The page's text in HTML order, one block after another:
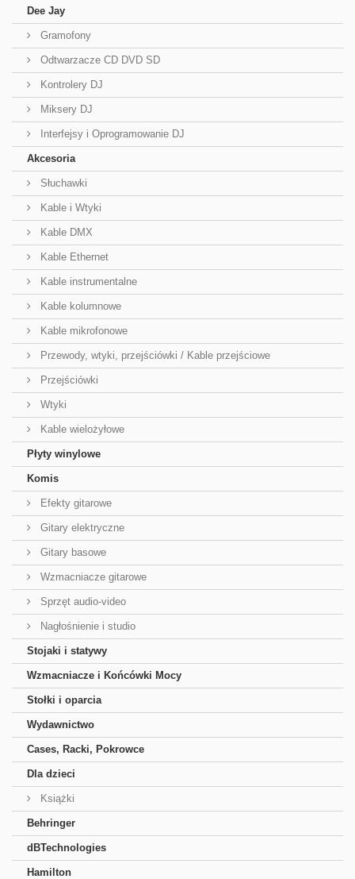
Dee Jay
Gramofony
Odtwarzacze CD DVD SD
Kontrolery DJ
Miksery DJ
Interfejsy i Oprogramowanie DJ
Akcesoria
Słuchawki
Kable i Wtyki
Kable DMX
Kable Ethernet
Kable instrumentalne
Kable kolumnowe
Kable mikrofonowe
Przewody, wtyki, przejściówki / Kable przejściowe
Przejściówki
Wtyki
Kable wielożyłowe
Płyty winylowe
Komis
Efekty gitarowe
Gitary elektryczne
Gitary basowe
Wzmacniacze gitarowe
Sprzęt audio-video
Nagłośnienie i studio
Stojaki i statywy
Wzmacniacze i Końcówki Mocy
Stołki i oparcia
Wydawnictwo
Cases, Racki, Pokrowce
Dla dzieci
Książki
Behringer
dBTechnologies
Hamilton